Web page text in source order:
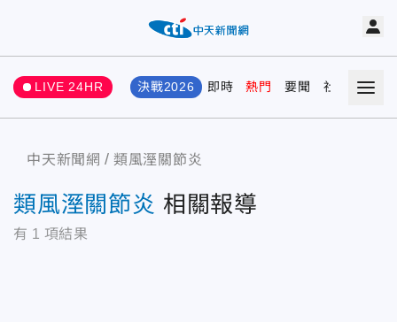
LIVE 24HR 決戰2026 即時 熱門 要聞 社會 娛樂
中天新聞網 類風溼關節炎
類風溼關節炎 相關報導
有 1 項結果